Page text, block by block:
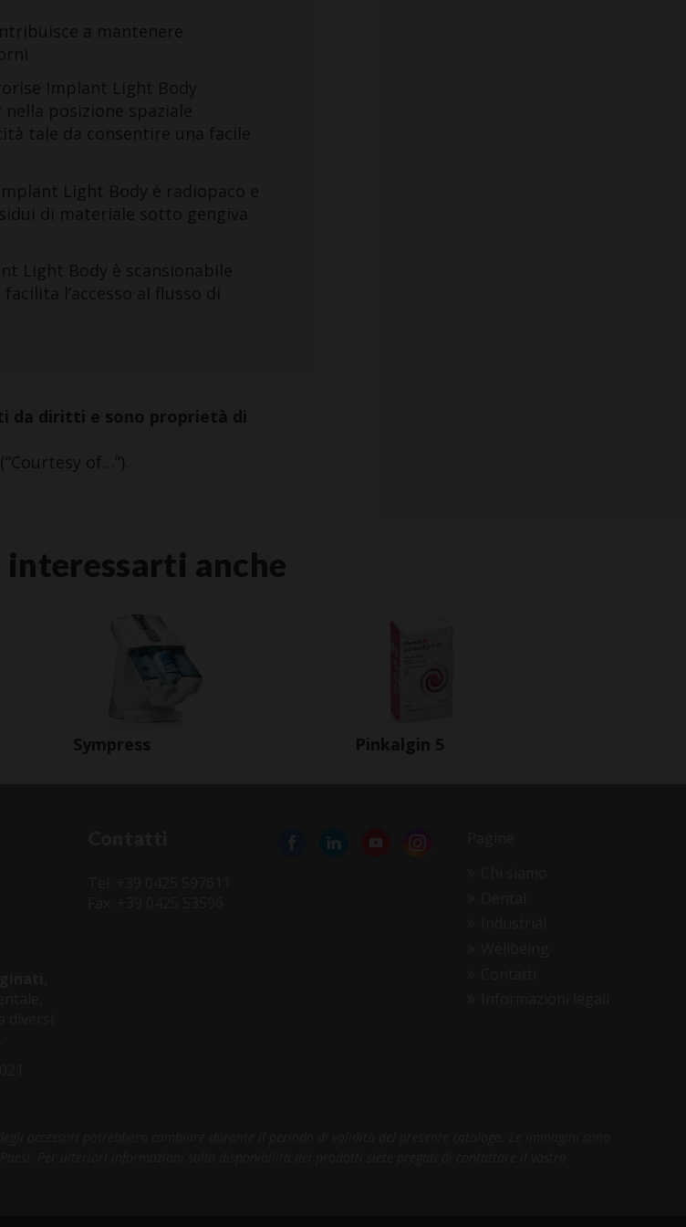
a mantenere
Implant Light Body
posizione spaziale
tale da consentire una facile
Light Body è radiopaco e
di materiale sotto gengiva
Light Body è scansionabile
l’accesso al flusso di
da diritti e sono proprietà di
of…”).
interessarti anche
Sympress Pinkalgin 5